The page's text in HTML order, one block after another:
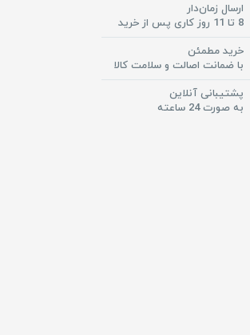
ارسال زمان‌دار
8 تا 11 روز کاری پس از خرید
خرید مطمئن
با ضمانت اصالت و سلامت کالا
پشتیبانی آنلاین
به صورت 24 ساعته